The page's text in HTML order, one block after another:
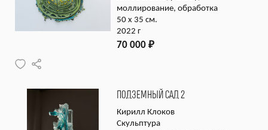
моллирование, обработка
50 x 35 см.
2022 г
70 000 ₽
ПОДЗЕМНЫЙ САД 2
Кирилл Клоков
Скульптура